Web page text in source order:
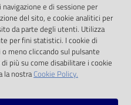
direttiva
d.lgs. 36/2006
e di sessione per
del sito, e cookie analitici per
da parte degli utenti. Utilizza
per fini statistici. I cookie di
meno cliccando sul pulsante
più su come disabilitare i cookie
la nostraCookie Policy.